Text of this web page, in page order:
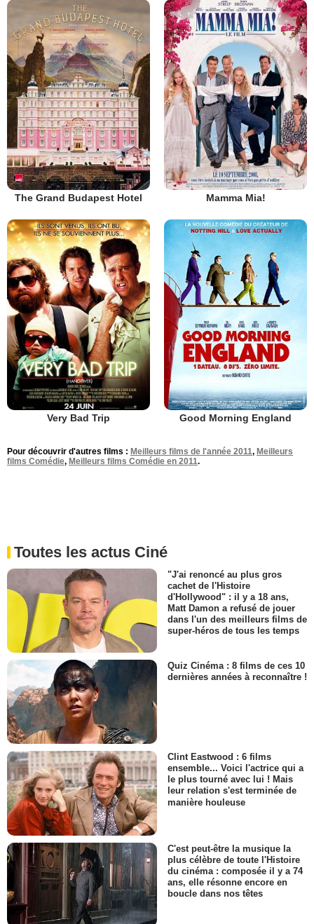
The Grand Budapest Hotel Mamma Mia!
Very Bad Trip Good Morning England
Pour découvrir d'autres films : Meilleurs films de l'année 2011, Meilleurs
films Comédie, Meilleurs films Comédie en 2011.
Toutes les actus Ciné
"J'ai renoncé au plus gros
cachet de l'Histoire
d'Hollywood" : il y a 18 ans,
Matt Damon a refusé de jouer
dans l'un des meilleurs films de
super-héros de tous les temps
Quiz Cinéma : 8 films de ces 10
dernières années à reconnaître !
Clint Eastwood : 6 films
ensemble... Voici l'actrice qui a
le plus tourné avec lui ! Mais
leur relation s'est terminée de
manière houleuse
C'est peut-être la musique la
plus célèbre de toute l'Histoire
du cinéma : composée il y a 74
ans, elle résonne encore en
boucle dans nos têtes